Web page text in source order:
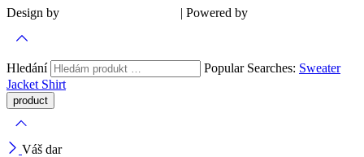
Design by
| Powered by
Hledání Popular Searches: Sweater
Jacket Shirt
Váš dar